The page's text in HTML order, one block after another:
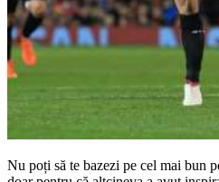
Nu poți să te bazezi pe cel mai bun